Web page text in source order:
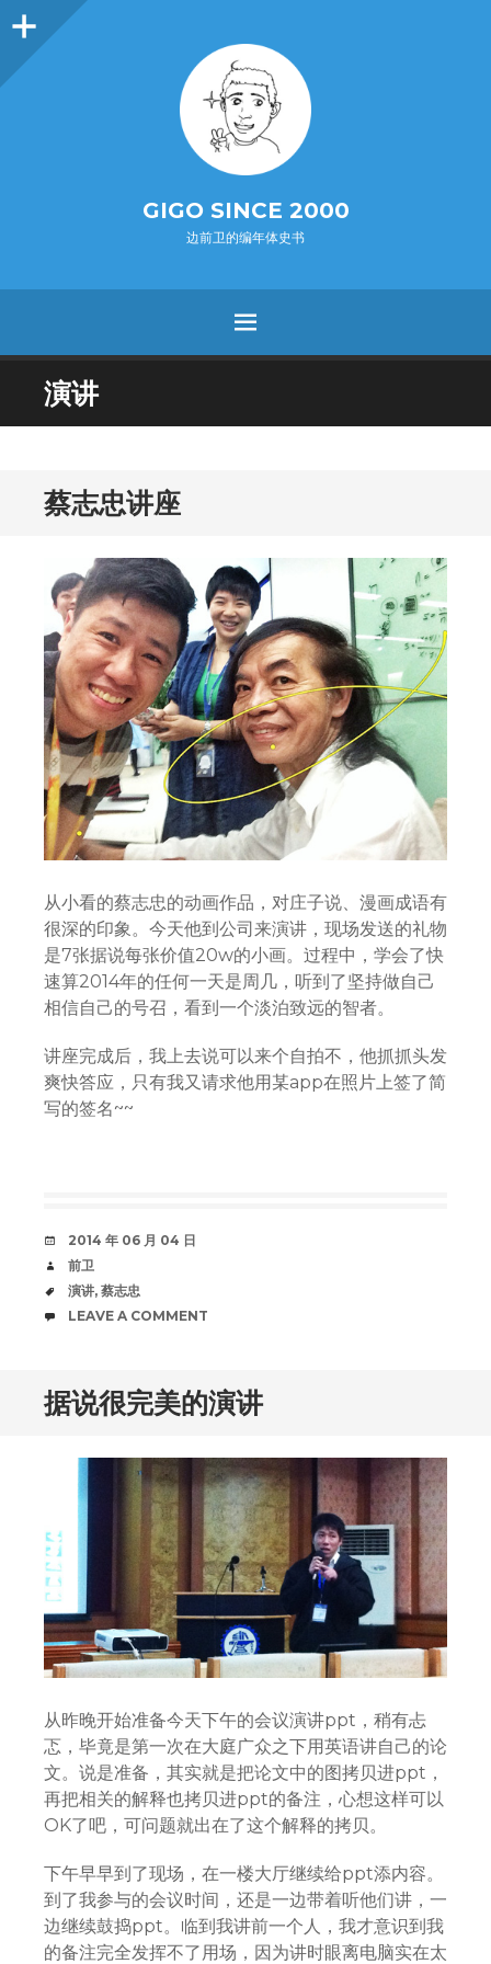
O
p
e
n
i
d
e
b
a
GIGO SINCE 2000
边前卫的编年体史书
MENU
SKIP
TO
演讲
蔡志忠讲座
从小看的蔡志忠的动画作品，对庄子说、漫画成语有
很深的印象。今天他到公司来演讲，现场发送的礼物
是7张据说每张价值20w的小画。过程中，学会了快
速算2014年的任何一天是周几，听到了坚持做自己
相信自己的号召，看到一个淡泊致远的智者。
讲座完成后，我上去说可以来个自拍不，他抓抓头发
爽快答应，只有我又请求他用某app在照片上签了简
写的签名~~
DATE
2014 年 06 月 04 日
AUTHOR
前卫
TAGS
演讲, 蔡志忠
COMMENTS
LEAVE A COMMENT
据说很完美的演讲
从昨晚开始准备今天下午的会议演讲ppt，稍有忐
忑，毕竟是第一次在大庭广众之下用英语讲自己的论
文。说是准备，其实就是把论文中的图拷贝进ppt，
再把相关的解释也拷贝进ppt的备注，心想这样可以
OK了吧，可问题就出在了这个解释的拷贝。
下午早早到了现场，在一楼大厅继续给ppt添内容。
到了我参与的会议时间，还是一边带着听他们讲，一
边继续鼓捣ppt。临到我讲前一个人，我才意识到我
的备注完全发挥不了用场，因为讲时眼离电脑实在太